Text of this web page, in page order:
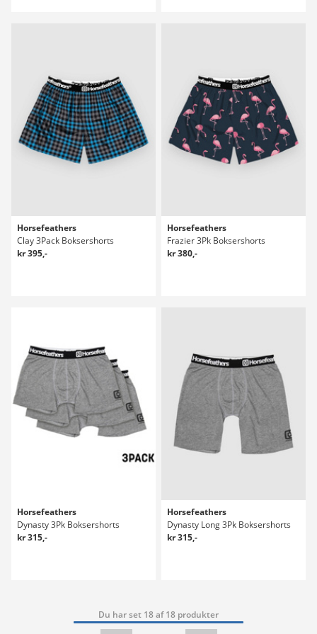
Horsefeathers
Clay 3Pack Boksershorts
kr 395,-
Horsefeathers
Frazier 3Pk Boksershorts
kr 380,-
Horsefeathers
Dynasty 3Pk Boksershorts
kr 315,-
Horsefeathers
Dynasty Long 3Pk Boksershorts
kr 315,-
Du har set 18 af 18 produkter